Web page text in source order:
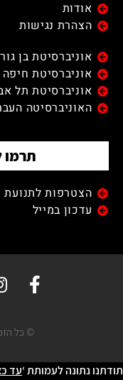
אודות
הצהרת נגישות
אוניברסיטת בן
אוניברסיטת חיפה
אוניברסיטת תל
האוניברסיטה
תרמו
הצטרפות
עדכון במייל
© כל
תודתנו נתונה לעמותת ‘עד